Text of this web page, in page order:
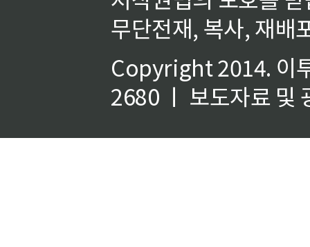
무단전재, 복사, 재배
Copyright 2014. 이
2680 ㅣ 보도자료